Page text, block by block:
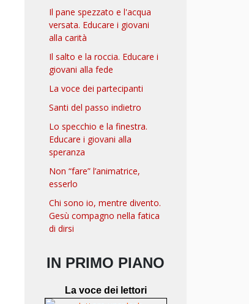
Il pane spezzato e l'acqua
versata. Educare i giovani
alla carità
Il salto e la roccia. Educare i
giovani alla fede
La voce dei partecipanti
Santi del passo indietro
Lo specchio e la finestra.
Educare i giovani alla
speranza
Non “fare” l’animatrice,
esserlo
Chi sono io, mentre divento.
Gesù compagno nella fatica
di dirsi
IN PRIMO PIANO
La voce dei lettori